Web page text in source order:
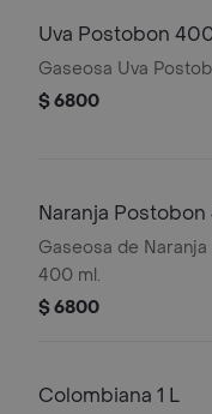
Uva Postobon
Gaseosa Uva
$ 6800
Naranja
Gaseosa de
400 ml.
$ 6800
Colombiana 1 L